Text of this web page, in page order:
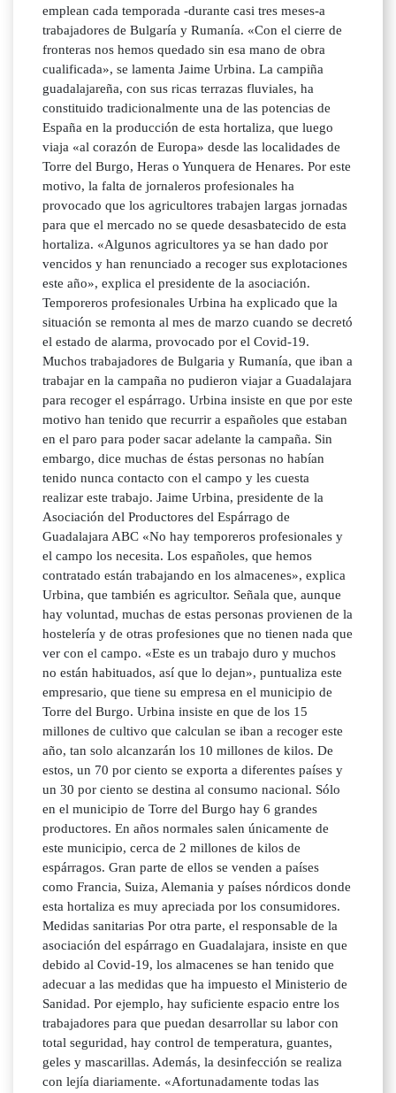
emplean cada temporada -durante casi tres meses-a
trabajadores de Bulgaría y Rumanía. «Con el cierre de
fronteras nos hemos quedado sin esa mano de obra
cualificada», se lamenta Jaime Urbina. La campiña
guadalajareña, con sus ricas terrazas fluviales, ha
constituido tradicionalmente una de las potencias de
España en la producción de esta hortaliza, que luego
viaja «al corazón de Europa» desde las localidades de
Torre del Burgo, Heras o Yunquera de Henares. Por este
motivo, la falta de jornaleros profesionales ha
provocado que los agricultores trabajen largas jornadas
para que el mercado no se quede desasbatecido de esta
hortaliza. «Algunos agricultores ya se han dado por
vencidos y han renunciado a recoger sus explotaciones
este año», explica el presidente de la asociación.
Temporeros profesionales Urbina ha explicado que la
situación se remonta al mes de marzo cuando se decretó
el estado de alarma, provocado por el Covid-19.
Muchos trabajadores de Bulgaria y Rumanía, que iban a
trabajar en la campaña no pudieron viajar a Guadalajara
para recoger el espárrago. Urbina insiste en que por este
motivo han tenido que recurrir a españoles que estaban
en el paro para poder sacar adelante la campaña. Sin
embargo, dice muchas de éstas personas no habían
tenido nunca contacto con el campo y les cuesta
realizar este trabajo. Jaime Urbina, presidente de la
Asociación del Productores del Espárrago de
Guadalajara ABC «No hay temporeros profesionales y
el campo los necesita. Los españoles, que hemos
contratado están trabajando en los almacenes», explica
Urbina, que también es agricultor. Señala que, aunque
hay voluntad, muchas de estas personas provienen de la
hostelería y de otras profesiones que no tienen nada que
ver con el campo. «Este es un trabajo duro y muchos
no están habituados, así que lo dejan», puntualiza este
empresario, que tiene su empresa en el municipio de
Torre del Burgo. Urbina insiste en que de los 15
millones de cultivo que calculan se iban a recoger este
año, tan solo alcanzarán los 10 millones de kilos. De
estos, un 70 por ciento se exporta a diferentes países y
un 30 por ciento se destina al consumo nacional. Sólo
en el municipio de Torre del Burgo hay 6 grandes
productores. En años normales salen únicamente de
este municipio, cerca de 2 millones de kilos de
espárragos. Gran parte de ellos se venden a países
como Francia, Suiza, Alemania y países nórdicos donde
esta hortaliza es muy apreciada por los consumidores.
Medidas sanitarias Por otra parte, el responsable de la
asociación del espárrago en Guadalajara, insiste en que
debido al Covid-19, los almacenes se han tenido que
adecuar a las medidas que ha impuesto el Ministerio de
Sanidad. Por ejemplo, hay suficiente espacio entre los
trabajadores para que puedan desarrollar su labor con
total seguridad, hay control de temperatura, guantes,
geles y mascarillas. Además, la desinfección se realiza
con lejía diariamente. «Afortunadamente todas las